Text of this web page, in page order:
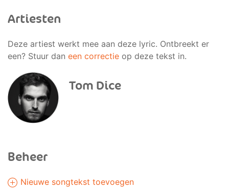
Artiesten
Deze artiest werkt mee aan deze lyric. Ontbreekt er
een? Stuur dan een correctie op deze tekst in.
Tom Dice
Beheer
Nieuwe songtekst toevoegen